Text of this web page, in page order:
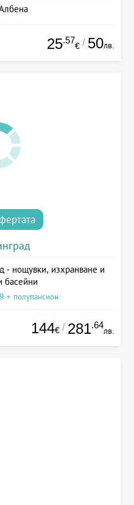
25.57
€ / 50лв.
- нощувки, изхранване и
басейни
+ полупансион
144€ / 281.64
лв.